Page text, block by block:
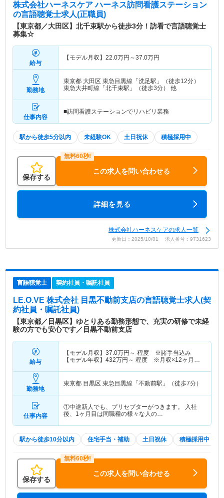
株式会社ハーネスケア ハーネス訪問看護ステーション
の言語聴覚士求人(正職員)
【東京都／大田区】北千束駅から徒歩3分！訪看で言語聴覚士
募集☆
給与
【モデル月収】 22.0万円～37.0万円
勤務地
東京都 大田区 東急目黒線「洗足駅」（徒歩12分）
東急大井町線「北千束駅」（徒歩3分） 他
仕事内容
■訪問看護ステーションでリハビリ業務
駅から徒歩5分以内 未経験OK 土日祝休 積極採用中
保存する
この求人を問い合わせる
詳細を見る
株式会社ハーネスケアの求人一覧
更新日：2025/10/01 求人番号：9731623
言語聴覚士 契約社員・嘱託社員
LE.O.VE 株式会社 目黒不動前支店の言語聴覚士求人(契
約社員・嘱託社員)
【東京都／目黒区】ゆとりある勤務形態で、充実の研修で未経
験の方でも安心です／目黒不動前支店
給与
【モデル月収】 37.0万円～ 程度 ※諸手当込み
【モデル年収】 432万円～ 程度 ※月収×12ヶ月＋
勤務地
東京都 目黒区 東急目黒線「不動前駅」（徒歩7分）
仕事内容
①中途新人でも、プリセプターがつきます。 入社
後、1ヶ月目は同職種の様々な人の…
駅から徒歩10分以内 住宅手当・補助 土日祝休 積極採用中
保存する
この求人を問い合わせる